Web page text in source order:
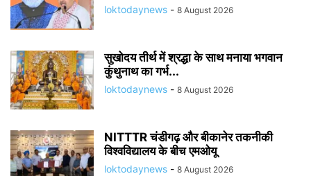
loktodaynews - 8 August 2026
सुखोदय तीर्थ में श्रद्धा के साथ मनाया भगवान
कुंथुनाथ का गर्भ...
loktodaynews - 8 August 2026
NITTTR चंडीगढ़ और बीकानेर तकनीकी
विश्वविद्यालय के बीच एमओयू
loktodaynews - 8 August 2026